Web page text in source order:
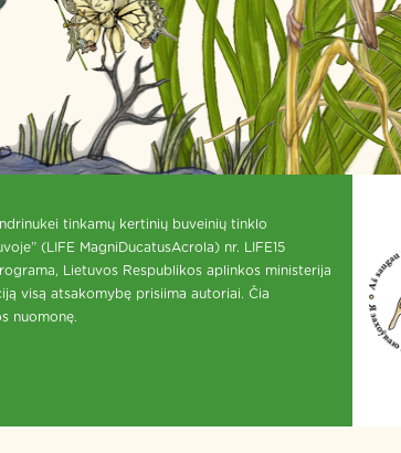
tinkamų kertinių buveinių tinklo
(LIFE MagniDucatusAcrola) nr. LIFE15
Lietuvos Respublikos aplinkos ministerija
visą atsakomybę prisiima autoriai. Čia
nuomonę.